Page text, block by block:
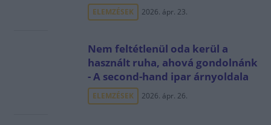
ELEMZÉSEK 2026. ápr. 23.
Nem feltétlenül oda kerül a
használt ruha, ahová gondolnánk
- A second-hand ipar árnyoldala
ELEMZÉSEK 2026. ápr. 26.